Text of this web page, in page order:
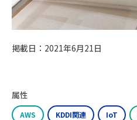
掲載日：2021年6月21日
属性
AWS KDDI関連 IoT